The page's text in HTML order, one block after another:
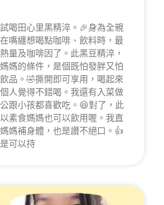
喝田心里黑精淬。🎉身為全親
嘴纏想喝點咖啡、飲料時，最
量及咖啡因了。此黑豆精淬，
媽的條件，是個既怕發胖又怕
品。🤣撕開即可享用，喝起來
人覺得不錯喝。我還有入菜做
跟小孩都喜歡吃。😆對了，此
素食媽媽也可以飲用喔。我直
媽補身體，也是讚不絕口。👍
可以持